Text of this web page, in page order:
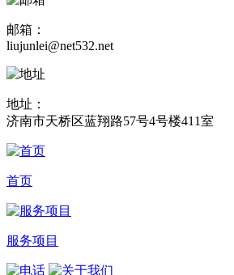
邮箱：
liujunlei@net532.net
地址：
济南市天桥区蓝翔路57号4号楼411室
首页
服务项目